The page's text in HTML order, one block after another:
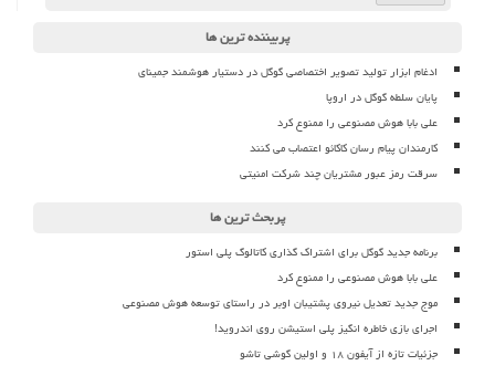
پربیننده ترین ها
ادغام ابزار تولید تصویر اختصاصی گوگل در دستیار هوشمند جمینای
پایان سلطه گوگل در اروپا
علی بابا هوش مصنوعی را ممنوع کرد
کارمندان پیام رسان کاکائو اعتصاب می کنند
سرقت رمز عبور مشتریان چند شرکت امنیتی
پربحث ترین ها
برنامه جدید گوگل برای اشتراک گذاری کاتالوگ پلی استور
علی بابا هوش مصنوعی را ممنوع کرد
موج جدید تعدیل نیروی پشتیبان اوبر در راستای توسعه هوش مصنوعی
اجرای بازی خاطره انگیز پلی استیشن روی اندروید!
جزئیات تازه از آیفون ۱۸ و اولین گوشی تاشو